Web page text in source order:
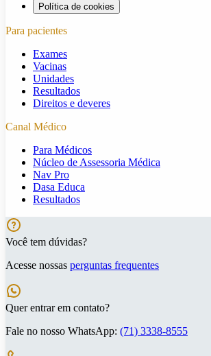
Política de cookies
Para pacientes
Exames
Vacinas
Unidades
Resultados
Direitos e deveres
Canal Médico
Para Médicos
Núcleo de Assessoria Médica
Nav Pro
Dasa Educa
Resultados
Você tem dúvidas?
Acesse nossas perguntas frequentes
Quer entrar em contato?
Fale no nosso WhatsApp: (71) 3338-8555